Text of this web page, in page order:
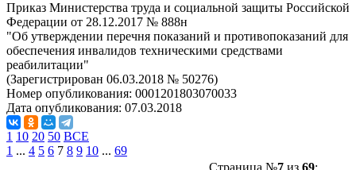
Приказ Министерства труда и социальной защиты Российской
Федерации от 28.12.2017 № 888н
"Об утверждении перечня показаний и противопоказаний для
обеспечения инвалидов техническими средствами
реабилитации"
(Зарегистрирован 06.03.2018 № 50276)
Номер опубликования: 0001201803070033
Дата опубликования: 07.03.2018
1 10 20 50 ВСЕ
1 ... 4 5 6 7 8 9 10 ... 69
Страница №7из 69: